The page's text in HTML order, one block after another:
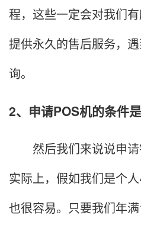
程，这些一定会对我们
提供永久的售后服务，
询。
2、申请POS机的条件
然后我们来说说申请
实际上，假如我们是个
也很容易。只要我们年满